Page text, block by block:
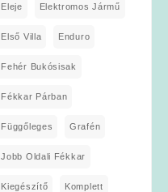
Eleje Elektromos Jármű
Első Villa Enduro
Fehér Bukósisak
Fékkar Párban
Függőleges Grafén
Jobb Oldali Fékkar
Kiegészítő Komplett